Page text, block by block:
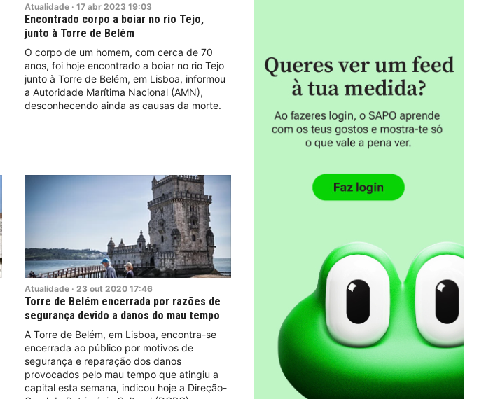
Atualidade · 17 abr 2023 19:03
Encontrado corpo a boiar no rio Tejo,
junto à Torre de Belém
O corpo de um homem, com cerca de 70
anos, foi hoje encontrado a boiar no rio Tejo
junto à Torre de Belém, em Lisboa, informou
a Autoridade Marítima Nacional (AMN),
desconhecendo ainda as causas da morte.
Atualidade · 23 out 2020 17:46
Torre de Belém encerrada por razões de
segurança devido a danos do mau tempo
A Torre de Belém, em Lisboa, encontra-se
encerrada ao público por motivos de
segurança e reparação dos danos
provocados pelo mau tempo que atingiu a
capital esta semana, indicou hoje a Direção-